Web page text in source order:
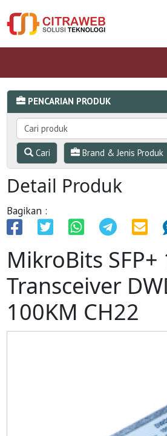
PENCARIAN PRODUK
Cari Brand & Jenis Produk
Detail Produk
Bagikan :
MikroBits SFP+
Transceiver
100KM CH22